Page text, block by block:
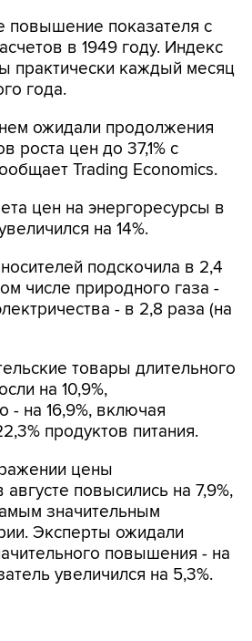
повышение показателя с
в 1949 году. Индекс
практически каждый месяц
года.
ожидали продолжения
роста цен до 37,1% с
Trading Economics.
цен на энергоресурсы в
на 14%.
подскочила в 2,4
числе природного газа -
- в 2,8 раза (на
товары длительного
на 10,9%,
- на 16,9%, включая
продуктов питания.
цены
повысились на 7,9%,
значительным
Эксперты ожидали
повышения - на
увеличился на 5,3%.